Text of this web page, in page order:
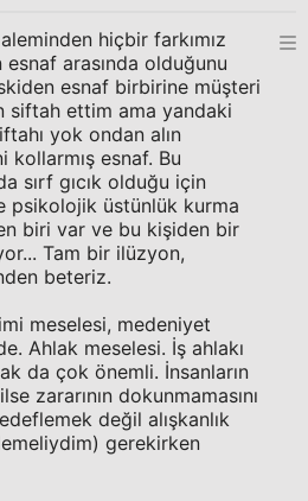
hiçbir farkımız
esnaf arasında olduğunu
esnaf birbirine müşteri
siftah ettim ama yandaki
yok ondan alın
kollarmış esnaf. Bu
sırf gıcık olduğu için
psikolojik üstünlük kurma
biri var ve bu kişiden bir
Tam bir ilüzyon,
beteriz.
meselesi, medeniyet
Ahlak meselesi. İş ahlakı
da çok önemli. İnsanların
zararının dokunmamasını
değil alışkanlık
gerekirken